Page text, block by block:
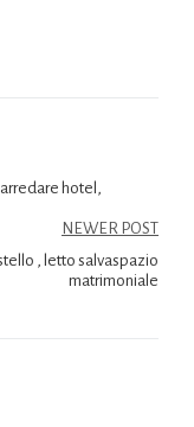
hotel,
NEWER POST
, letto salvaspazio
matrimoniale